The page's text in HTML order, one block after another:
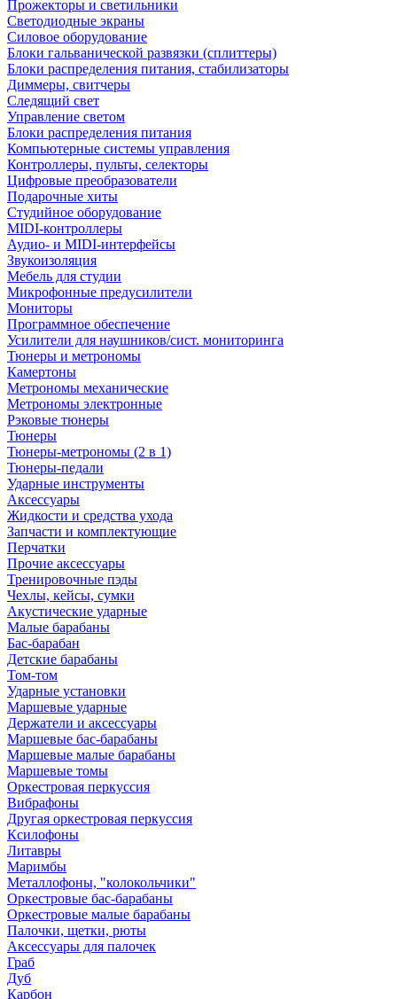
Прожекторы и светильники
Светодиодные экраны
Силовое оборудование
Блоки гальванической развязки (сплиттеры)
Блоки распределения питания, стабилизаторы
Диммеры, свитчеры
Следящий свет
Управление светом
Блоки распределения питания
Компьютерные системы управления
Контроллеры, пульты, селекторы
Цифровые преобразователи
Подарочные хиты
Студийное оборудование
MIDI-контроллеры
Аудио- и MIDI-интерфейсы
Звукоизоляция
Мебель для студии
Микрофонные предусилители
Мониторы
Программное обеспечение
Усилители для наушников/сист. мониторинга
Тюнеры и метрономы
Камертоны
Метрономы механические
Метрономы электронные
Рэковые тюнеры
Тюнеры
Тюнеры-метрономы (2 в 1)
Тюнеры-педали
Ударные инструменты
Аксессуары
Жидкости и средства ухода
Запчасти и комплектующие
Перчатки
Прочие аксессуары
Тренировочные пэды
Чехлы, кейсы, сумки
Акустические ударные
Mалые барабаны
Бас-барабан
Детские барабаны
Том-том
Ударные установки
Маршевые ударные
Держатели и аксессуары
Маршевые бас-барабаны
Маршевые малые барабаны
Маршевые томы
Оркестровая перкуссия
Вибрафоны
Другая оркестровая перкуссия
Ксилофоны
Литавры
Маримбы
Металлофоны, "колокольчики"
Оркестровые бас-барабаны
Оркестровые малые барабаны
Палочки, щетки, рюты
Аксессуары для палочек
Граб
Дуб
Карбон